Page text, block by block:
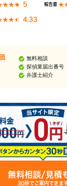
5 報告書
4.33
無料相談
探偵業届出番号
弁護士紹介
無料相談/見積
30秒でご案内できま